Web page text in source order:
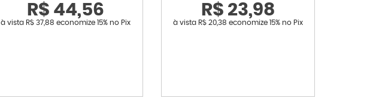
R$ 44,56
à vista R$ 37,88 economize15% no Pix
R$ 23,98
à vista R$ 20,38 economize 15% no Pix